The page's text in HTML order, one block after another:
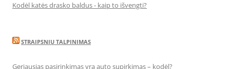
Kodėl katės drasko baldus - kaip to išvengti?
STRAIPSNIU TALPINIMAS
Geriausias pasirinkimas yra auto supirkimas – kodėl?